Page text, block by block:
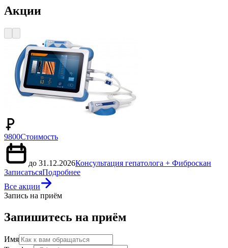
Акции
9800Стоимость
до 31.12.2026Консультация гепатолога + Фиброскан
ЗаписатьсяПодробнее
Все акции
Запись на приём
Запишитесь на приём
Имя